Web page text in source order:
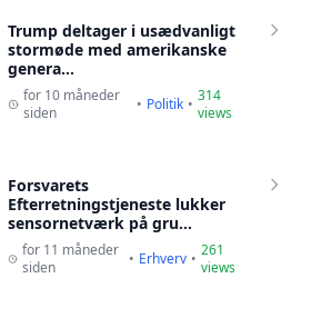
Trump deltager i usædvanligt
stormøde med amerikanske
genera...
for 10 måneder
siden
• Politik • 314
views
Forsvarets
Efterretningstjeneste lukker
sensornetværk på gru...
for 11 måneder
siden
• Erhverv • 261
views